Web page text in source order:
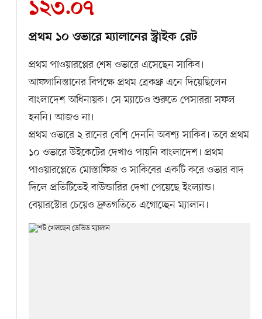
১২৩.০৭
প্রথম ১০ ওভারে ম্যালানের স্ট্রাইক রেট
প্রথম পাওয়ারপ্লের শেষ ওভারে এসেছেন সাকিব।
আফগানিস্তানের বিপক্ষে প্রথম ব্রেকথ্রু এনে দিয়েছিলেন
বাংলাদেশ অধিনায়ক। সে ম্যাচেও শুরুতে পেসাররা সফল
হননি। আজও না।
প্রথম ওভারে ২ রানের বেশি দেননি অবশ্য সাকিব। তবে প্রথম
১০ ওভারে উইকেটের দেখাও পায়নি বাংলাদেশ। প্রথম
পাওয়ারপ্লেতে মোস্তাফিজ ও সাকিবের একটি করে ওভার বাদ
দিলে প্রতিটিতেই বাউন্ডারির দেখা পেয়েছে ইংল্যান্ড।
বেয়ারস্টোর চেয়েও দ্রুতগতিতে এগোচ্ছেন ম্যালান।